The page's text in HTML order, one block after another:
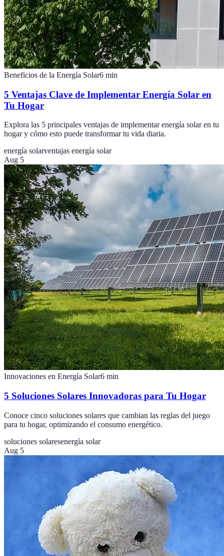
Beneficios de la Energía Solar6 min
5 Ventajas Clave de Implementar Energía Solar en
Tu Hogar
Explora las 5 principales ventajas de implementar energía solar en tu
hogar y cómo esto puede transformar tu vida diaria.
energía solarventajas energía solar
Aug 5
Innovaciones en Energía Solar6 min
5 Soluciones Solares Innovadoras para Tu Hogar
Conoce cinco soluciones solares que cambian las reglas del juego
para tu hogar, optimizando el consumo energético.
soluciones solaresenergía solar
Aug 5